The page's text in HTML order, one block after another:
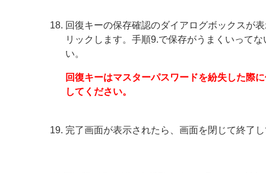
回復キーの保存確認のダイアログボックスが
リックします。手順9.で保存がうまくいって
い。
回復キーはマスターパスワードを紛失した際
してください。
完了画面が表示されたら、画面を閉じて終了